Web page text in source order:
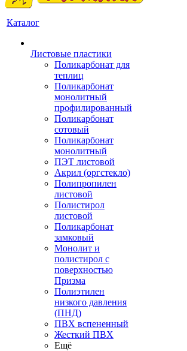
Каталог
Листовые пластики
Поликарбонат для
теплиц
Поликарбонат
монолитный
профилированный
Поликарбонат
сотовый
Поликарбонат
монолитный
ПЭТ листовой
Акрил (оргстекло)
Полипропилен
листовой
Полистирол
листовой
Поликарбонат
замковый
Монолит и
полистирол с
поверхностью
Призма
Полиэтилен
низкого давления
(ПНД)
ПВХ вспененный
Жесткий ПВХ
Ещё